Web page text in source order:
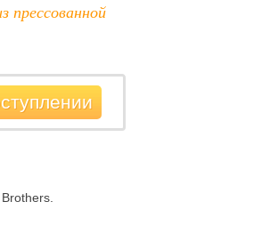
прессованной